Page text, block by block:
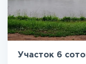
Участок 6